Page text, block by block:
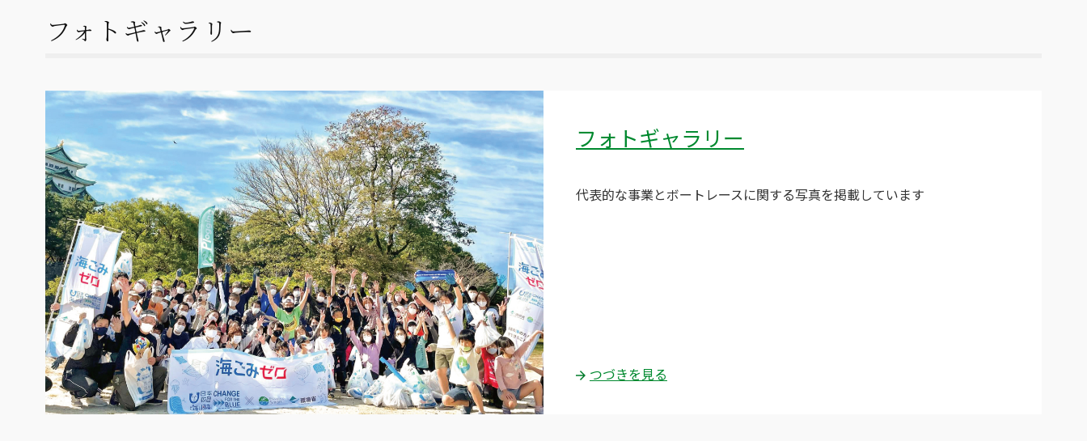
フォトギャラリー
フォトギャラリー
代表的な事業とボートレースに関する写真を掲載しています
つづきを見る